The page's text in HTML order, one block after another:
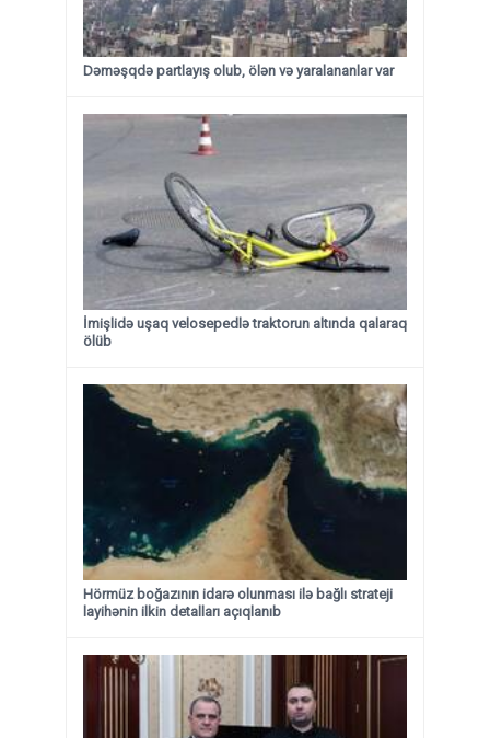
Dəməşqdə partlayış olub, ölən və yaralananlar var
İmişlidə uşaq velosepedlə traktorun altında qalaraq
ölüb
Hörmüz boğazının idarə olunması ilə bağlı strateji
layihənin ilkin detalları açıqlanıb